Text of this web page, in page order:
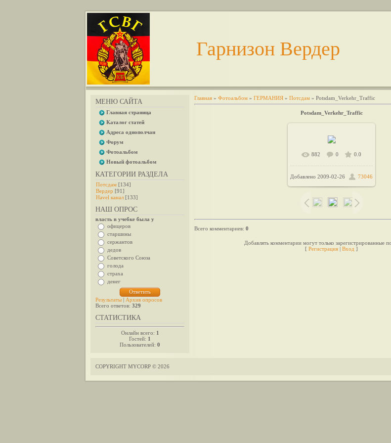
Гарнизон Вердер
МЕНЮ САЙТА
Главная страница
Каталог статей
Адреса однополчан
Форум
Фотоальбом
Новый фотоальбом
КАТЕГОРИИ РАЗДЕЛА
Потсдам [134]
Вердер [91]
Havel канал [133]
НАШ ОПРОС
власть в учебке была у
офицеров
старшины
сержантов
дедов
Советского Союза
голода
страха
денег
Результаты | Архив опросов
Всего ответов: 329
СТАТИСТИКА
Онлайн всего: 1
Гостей: 1
Пользователей: 0
Главная » Фотоальбом » ГЕРМАНИЯ » Потсдам » Potsdam_Verkehr_Traffic
Potsdam_Verkehr_Traffic
В реальном размере
600x600 / 33.9Kb
882 0 0.0
Добавлено 2009-02-26 73046
Всего комментариев: 0
Добавлять комментарии могут только зарегистрированные
[ Регистрация | Вход ]
COPYRIGHT MYCORP © 2026